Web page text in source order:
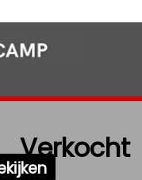
Verkocht